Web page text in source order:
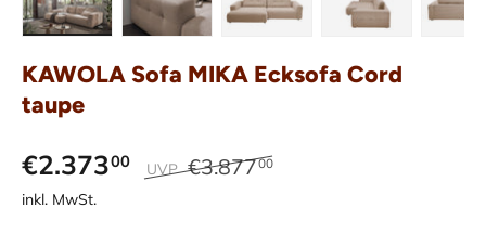
KAWOLA Sofa MIKA Ecksofa Cord
taupe
€2.37300 UVP €3.87700
inkl. MwSt.